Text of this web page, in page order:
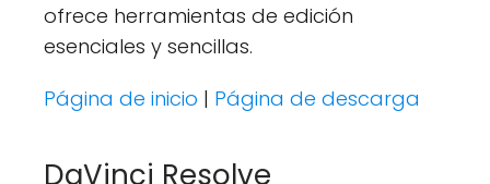
ofrece herramientas de edición
esenciales y sencillas.
Página de inicio | Página de descarga
DaVinci Resolve